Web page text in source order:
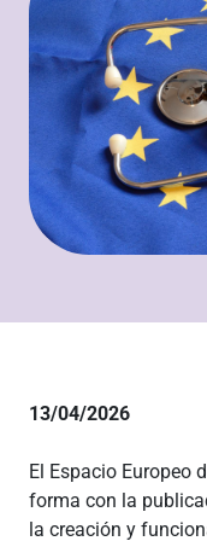
13/04/2026
El Espacio Europeo
forma con la
la creación y